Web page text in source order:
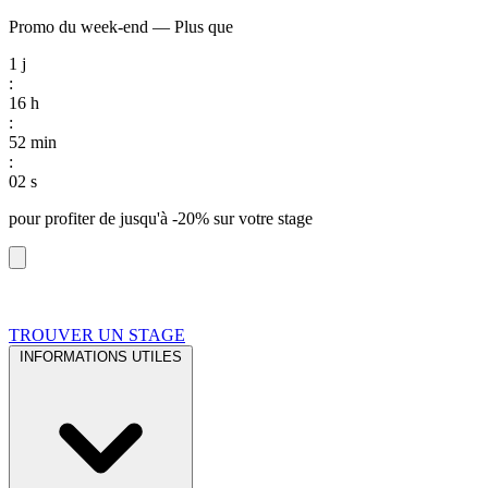
Promo du week-end — Plus que
1 j
:
16 h
:
52 min
:
01 s
pour profiter de jusqu'à -20% sur votre stage
TROUVER UN STAGE
INFORMATIONS UTILES